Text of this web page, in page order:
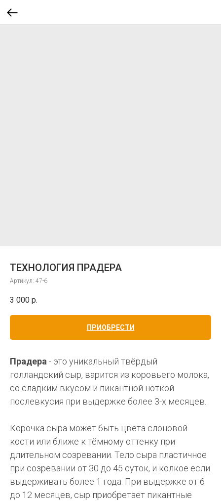
ТЕХНОЛОГИЯ ПРАДЕРА
Артикул: 47-6
3 000 р.
ПРИОБРЕСТИ
Прадера- это уникальный твёрдый
голландский сыр, варится из коровьего молока,
со сладким вкусом и пикантной ноткой
послевкусия при выдержке более 3-х месяцев.
Корочка сыра может быть цвета слоновой
кости или ближе к тёмному оттенку при
длительном созревании. Тело сыра пластичное
при созревании от 30 до 45 суток, и колкое если
выдерживать более 1 года. При выдержке от 6
до 12 месяцев, сыр приобретает пикантные